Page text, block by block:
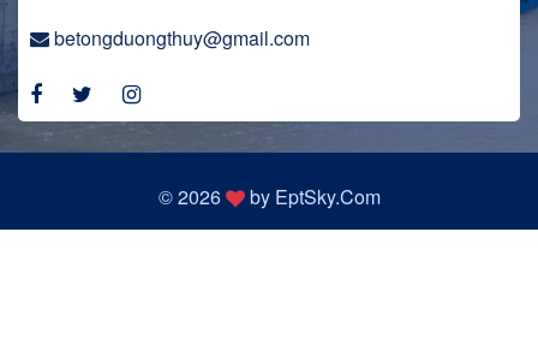
betongduongthuy@gmail.com
© 2026 by EptSky.Com